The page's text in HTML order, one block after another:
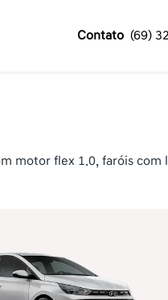
Contato (69)
motor flex 1.0, faróis